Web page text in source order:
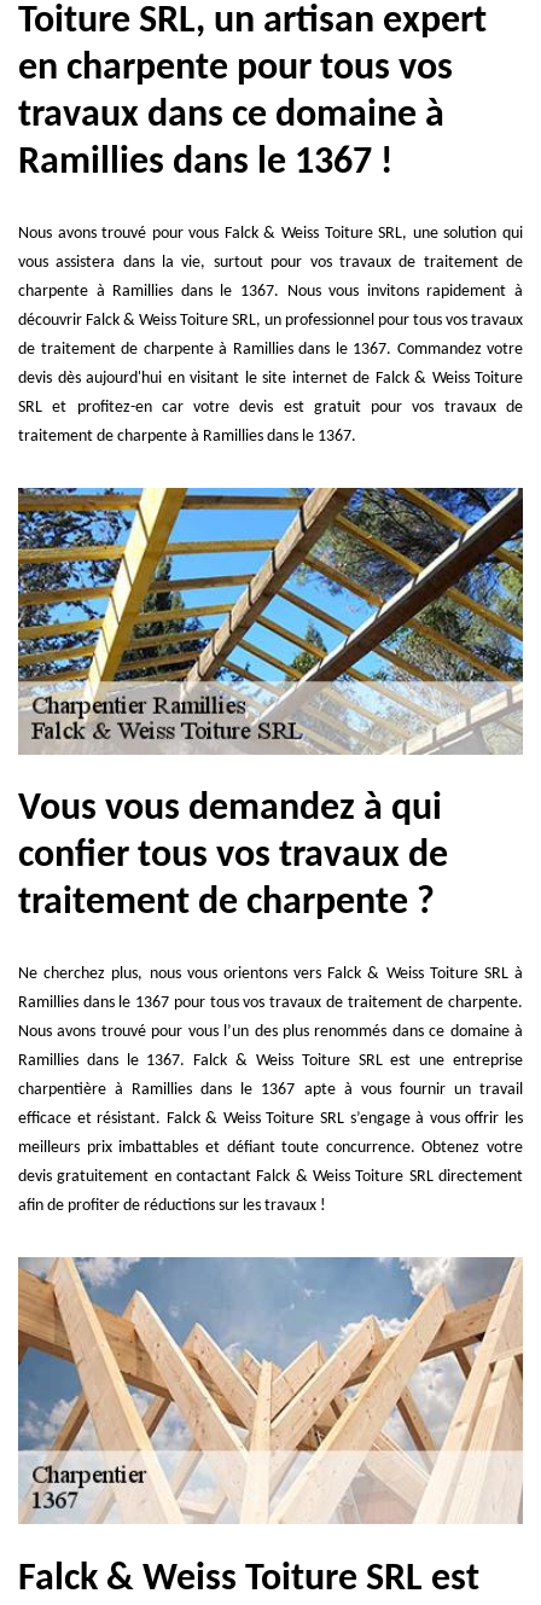
Toiture SRL, un artisan expert
en charpente pour tous vos
travaux dans ce domaine à
Ramillies dans le 1367 !
Nous avons trouvé pour vous Falck & Weiss Toiture SRL, une solution qui
vous assistera dans la vie, surtout pour vos travaux de traitement de
charpente à Ramillies dans le 1367. Nous vous invitons rapidement à
découvrir Falck & Weiss Toiture SRL, un professionnel pour tous vos travaux
de traitement de charpente à Ramillies dans le 1367. Commandez votre
devis dès aujourd'hui en visitant le site internet de Falck & Weiss Toiture
SRL et profitez-en car votre devis est gratuit pour vos travaux de
traitement de charpente à Ramillies dans le 1367.
Vous vous demandez à qui
confier tous vos travaux de
traitement de charpente ?
Ne cherchez plus, nous vous orientons vers Falck & Weiss Toiture SRL à
Ramillies dans le 1367 pour tous vos travaux de traitement de charpente.
Nous avons trouvé pour vous l’un des plus renommés dans ce domaine à
Ramillies dans le 1367. Falck & Weiss Toiture SRL est une entreprise
charpentière à Ramillies dans le 1367 apte à vous fournir un travail
efficace et résistant. Falck & Weiss Toiture SRL s’engage à vous offrir les
meilleurs prix imbattables et défiant toute concurrence. Obtenez votre
devis gratuitement en contactant Falck & Weiss Toiture SRL directement
afin de profiter de réductions sur les travaux !
Falck & Weiss Toiture SRL est